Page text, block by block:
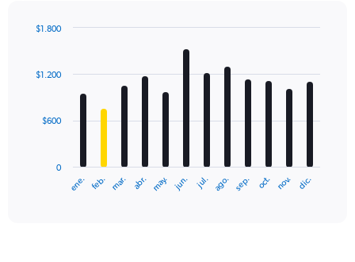
to
with
12
The
ene. feb. mar. abr. may. jun. jul. ago. sep. oct. nov. dic.
0
$600
$1.200
$1.800